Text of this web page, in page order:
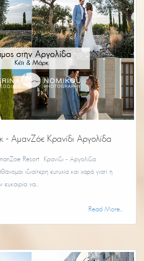
- ΑμανΖόε Κρανίδι Αργολίδα
Resort Kρανίδι - Αργολίδα
ιδιαίτερη ευτυχία και χαρά γιατί η
ευκαιρία να...
Read More...